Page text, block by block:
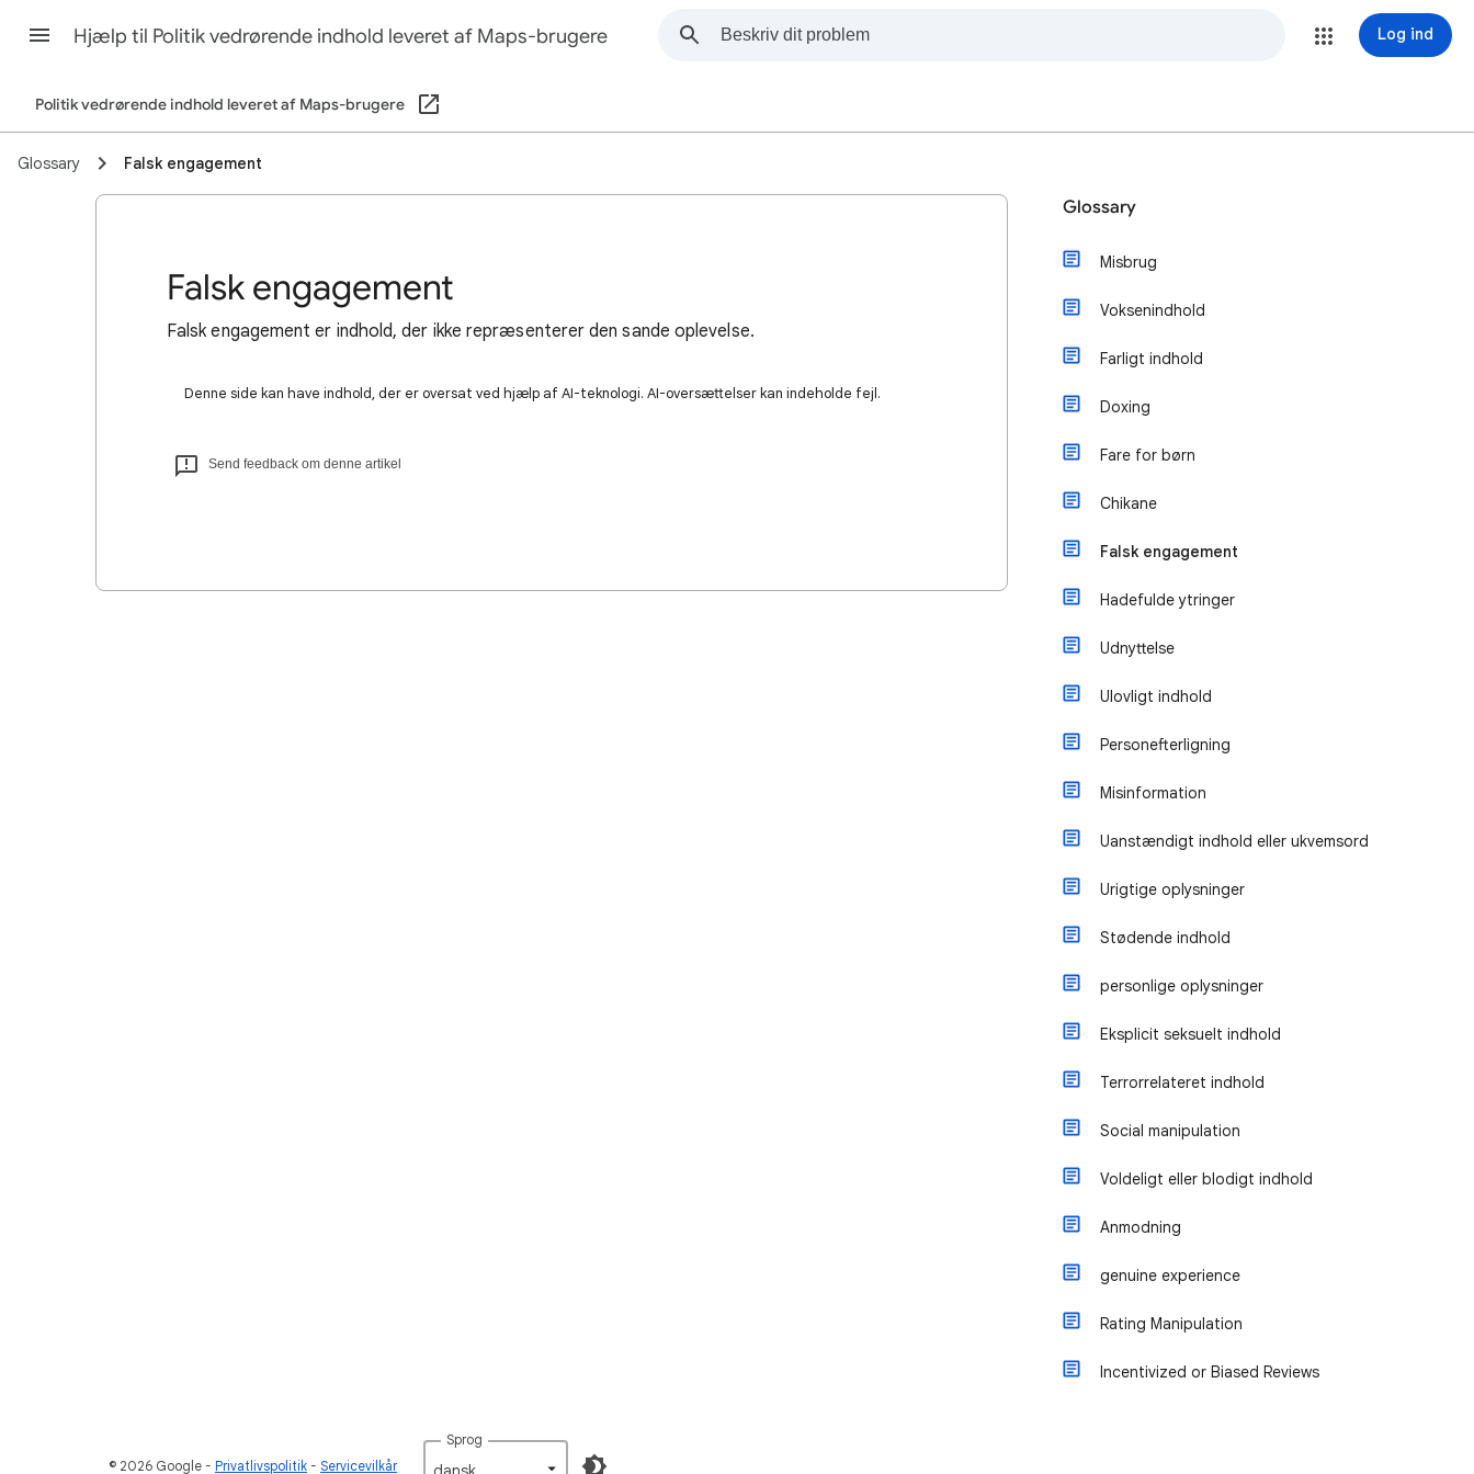
Hjælp til Politik vedrørende indhold leveret af Maps-brugere Log ind
Politik vedrørende indhold leveret af Maps-brugere
Glossary Falsk engagement
Falsk engagement
Falsk engagement er indhold, der ikke repræsenterer den sande oplevelse.
Denne side kan have indhold, der er oversat ved hjælp af AI-teknologi. AI-oversættelser kan indeholde fejl.
Send feedback om denne artikel
Glossary
Misbrug
Voksenindhold
Farligt indhold
Doxing
Fare for børn
Chikane
Falsk engagement
Hadefulde ytringer
Udnyttelse
Ulovligt indhold
Personefterligning
Misinformation
Uanstændigt indhold eller ukvemsord
Urigtige oplysninger
Stødende indhold
personlige oplysninger
Eksplicit seksuelt indhold
Terrorrelateret indhold
Social manipulation
Voldeligt eller blodigt indhold
Anmodning
genuine experience
Rating Manipulation
Incentivized or Biased Reviews
© 2026 Google Privatlivspolitik Servicevilkår
Sprog